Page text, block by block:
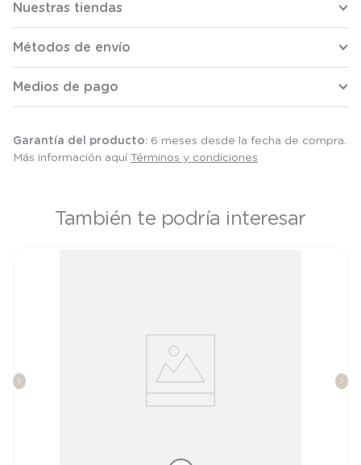
Nuestras tiendas
Métodos de envío
Medios de pago
Garantía del producto: 6 meses desde la fecha de compra.
Más información aquí Términos y condiciones
También te podría interesar